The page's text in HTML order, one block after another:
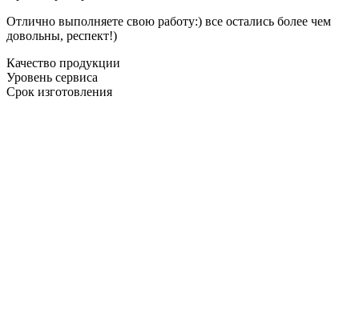
Отлично выполняете свою работу:) все остались более чем
довольны, респект!)
Качество продукции
Уровень сервиса
Срок изготовления